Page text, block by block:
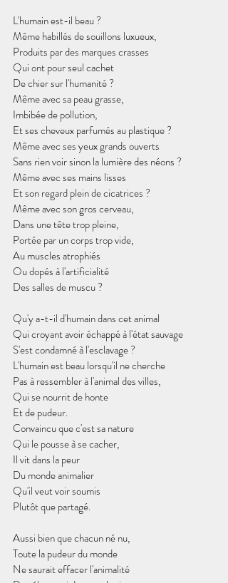
L'humain est-il beau ?
Même habillés de souillons luxueux,
Produits par des marques crasses
Qui ont pour seul cachet
De chier sur l'humanité ?
Même avec sa peau grasse,
Imbibée de pollution,
Et ses cheveux parfumés au plastique ?
Même avec ses yeux grands ouverts
Sans rien voir sinon la lumière des néons ?
Même avec ses mains lisses
Et son regard plein de cicatrices ?
Même avec son gros cerveau,
Dans une tête trop pleine,
Portée par un corps trop vide,
Au muscles atrophiés
Ou dopés à l'artificialité
Des salles de muscu ?
Qu'y a-t-il d'humain dans cet animal
Qui croyant avoir échappé à l'état sauvage
S'est condamné à l'esclavage ?
L'humain est beau lorsqu'il ne cherche
Pas à ressembler à l'animal des villes,
Qui se nourrit de honte
Et de pudeur.
Convaincu que c'est sa nature
Qui le pousse à se cacher,
Il vit dans la peur
Du monde animalier
Qu'il veut voir soumis
Plutôt que partagé.
Aussi bien que chacun né nu,
Toute la pudeur du monde
Ne saurait effacer l'animalité